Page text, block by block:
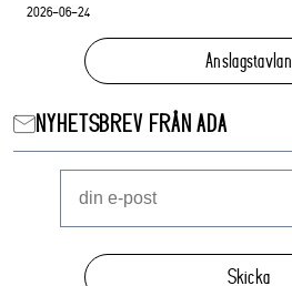
2026-06-24
Anslagstavlan
NYHETSBREV FRÅN ADA
Skicka